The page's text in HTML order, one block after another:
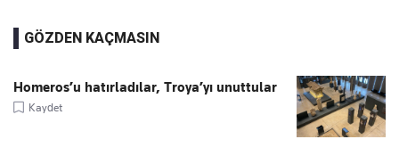
GÖZDEN KAÇMASIN
Homeros’u hatırladılar, Troya’yı unuttular
Kaydet